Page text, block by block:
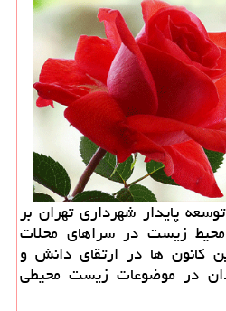
پایدار شهرداری تهران بر
زیست در سراهای محلات
كانون ها در ارتقای دانش و
در موضوعات زیست محیطی